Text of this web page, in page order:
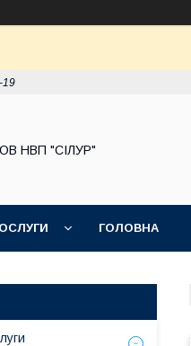
19
НВП "СІЛУР"
ГОЛОВНА